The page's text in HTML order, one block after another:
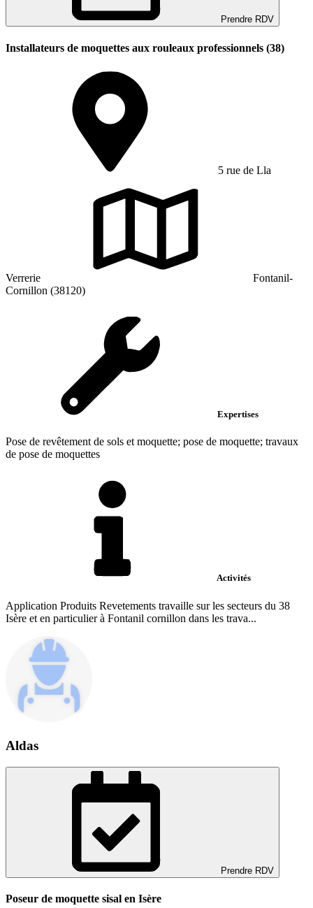
Prendre RDV
Installateurs de moquettes aux rouleaux professionnels (38)
5 rue de Lla
Verrerie
Fontanil-
Cornillon (38120)
Expertises
Pose de revêtement de sols et moquette; pose de moquette; travaux
de pose de moquettes
Activités
Application Produits Revetements travaille sur les secteurs du 38
Isère et en particulier à Fontanil cornillon dans les trava...
Aldas
Prendre RDV
Poseur de moquette sisal en Isère